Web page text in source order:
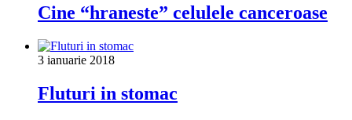
Cine “hraneste” celulele canceroase
3 ianuarie 2018
Fluturi in stomac